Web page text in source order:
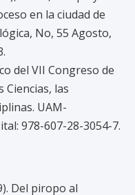
en la ciudad de
No, 55 Agosto,
del VII Congreso de
Ciencias, las
UAM-
978-607-28-3054-7.
Del piropo al